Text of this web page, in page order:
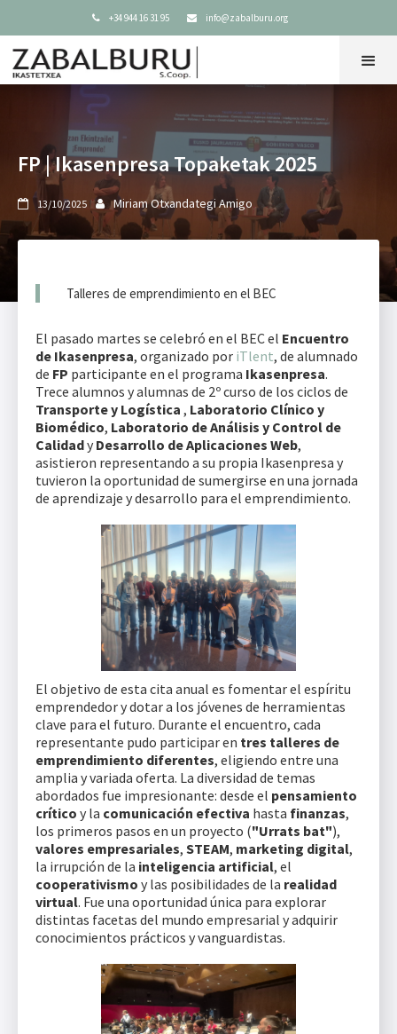
 +34 944 16 31 95  info@zabalburu.org
FP | Ikasenpresa Topaketak 2025
 13/10/2025  Miriam Otxandategi Amigo
Talleres de emprendimiento en el BEC
El pasado martes se celebró en el BEC el Encuentro
de Ikasenpresa, organizado por iTlent, de alumnado
de FP participante en el programa Ikasenpresa.
Trece alumnos y alumnas de 2º curso de los ciclos de
Transporte y Logística , Laboratorio Clínico y
Biomédico, Laboratorio de Análisis y Control de
Calidady Desarrollo de Aplicaciones Web,
asistieron representando a su propia Ikasenpresa y
tuvieron la oportunidad de sumergirse en una jornada
de aprendizaje y desarrollo para el emprendimiento.
El objetivo de esta cita anual es fomentar el espíritu
emprendedor y dotar a los jóvenes de herramientas
clave para el futuro. Durante el encuentro, cada
representante pudo participar en tres talleres de
emprendimiento diferentes, eligiendo entre una
amplia y variada oferta. La diversidad de temas
abordados fue impresionante: desde el pensamiento
crítico y la comunicación efectiva hasta finanzas,
los primeros pasos en un proyecto ("Urrats bat"),
valores empresariales, STEAM, marketing digital,
la irrupción de la inteligencia artificial, el
cooperativismo y las posibilidades de la realidad
virtual. Fue una oportunidad única para explorar
distintas facetas del mundo empresarial y adquirir
conocimientos prácticos y vanguardistas.